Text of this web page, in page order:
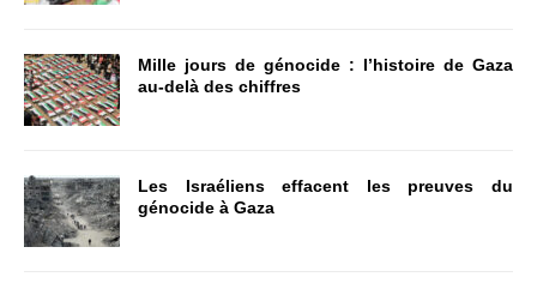
Mille jours de génocide : l’histoire de Gaza
au-delà des chiffres
Les Israéliens effacent les preuves du
génocide à Gaza